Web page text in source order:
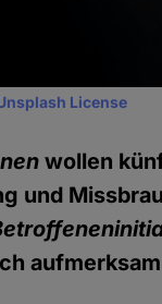
License
wollen
und